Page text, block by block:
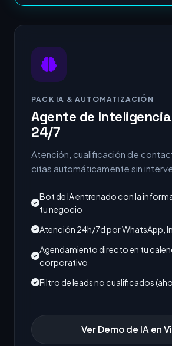
PACK IA & AUTOMATIZACIÓN
Agente de
24/7
Atención, cualificación de
citas automáticamente sin
Bot de IA entrenado con la
tu negocio
Atención 24h/7d por WhatsApp,
Agendamiento directo en tu
corporativo
Filtro de leads no cualificados
Ver Demo de IA en